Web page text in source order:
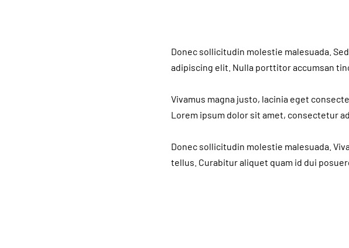
Donec sollicitudin molestie malesuada.
adipiscing elit. Nulla porttitor accumsan
Vivamus magna justo, lacinia eget
Lorem ipsum dolor sit amet, consectetur
Donec sollicitudin molestie malesuada.
tellus. Curabitur aliquet quam id dui